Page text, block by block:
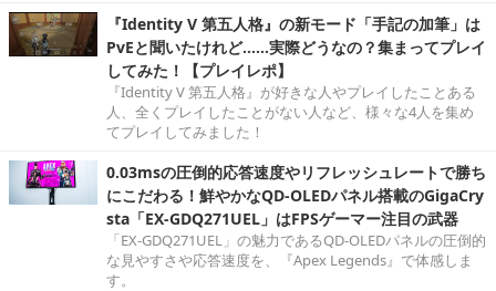
『Identity V 第五人格』の新モード「手記の加筆」は
PvEと聞いたけれど……実際どうなの？集まってプレイ
してみた！【プレイレポ】
『Identity V 第五人格』が好きな人やプレイしたことある
人、全くプレイしたことがない人など、様々な4人を集め
てプレイしてみました！
0.03msの圧倒的応答速度やリフレッシュレートで勝ち
にこだわる！鮮やかなQD-OLEDパネル搭載のGigaCry
sta「EX-GDQ271UEL」はFPSゲーマー注目の武器
「EX-GDQ271UEL」の魅力であるQD-OLEDパネルの圧倒的
な見やすさや応答速度を、『Apex Legends』で体感しま
す。